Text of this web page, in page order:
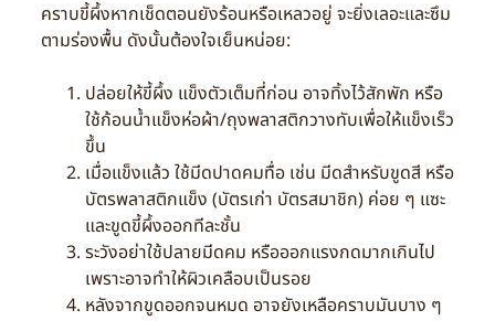
คราบขี้ผึ้งหากเช็ดตอนยังร้อนหรือเหลวอยู่ จะยิ่งเลอะและซึม
ตามร่องพื้น ดังนั้นต้องใจเย็นหน่อย:
ปล่อยให้ขี้ผึ้ง แข็งตัวเต็มที่ก่อน อาจทิ้งไว้สักพัก หรือ
ใช้ก้อนน้ำแข็งห่อผ้า/ถุงพลาสติกวางทับเพื่อให้แข็งเร็ว
ขึ้น
เมื่อแข็งแล้ว ใช้มีดปาดคมทื่อ เช่น มีดสำหรับขูดสี หรือ
บัตรพลาสติกแข็ง (บัตรเก่า บัตรสมาชิก) ค่อย ๆ แซะ
และขูดขี้ผึ้งออกทีละชั้น
ระวังอย่าใช้ปลายมีดคม หรือออกแรงกดมากเกินไป
เพราะอาจทำให้ผิวเคลือบเป็นรอย
หลังจากขูดออกจนหมด อาจยังเหลือคราบมันบาง ๆ